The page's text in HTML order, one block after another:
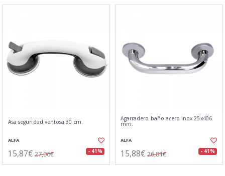
Asa seguridad ventosa 30 cm.
ALFA
15,87€ 27,06€ - 41%
Agarradero baño acero inox 25x406
mm.
ALFA
15,88€ 26,81€ - 41%